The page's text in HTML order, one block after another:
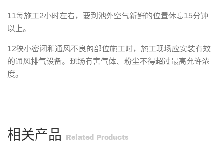
11每施工2小时左右，要到池外空气新鲜的位置休息15分钟
以上。
12狭小密闭和通风不良的部位施工时，施工现场应安装有效
的通风排气设备。现场有害气体、粉尘不得超过最高允许浓
度。
相关产品 Related Products